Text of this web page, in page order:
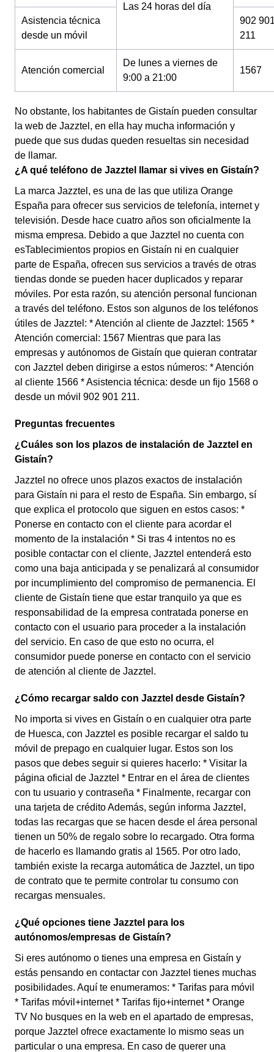
Las 24 horas del día
Asistencia técnica
desde un móvil
902
211
Atención comercial
De lunes a viernes de
9:00 a 21:00
1567
No obstante, los habitantes de Gistaín pueden consultar
la web de Jazztel, en ella hay mucha información y
puede que sus dudas queden resueltas sin necesidad
de llamar.
¿A qué teléfono de Jazztel llamar si vives en Gistaín?
La marca Jazztel, es una de las que utiliza Orange
España para ofrecer sus servicios de telefonía, internet y
televisión. Desde hace cuatro años son oficialmente la
misma empresa. Debido a que Jazztel no cuenta con
esTablecimientos propios en Gistaín ni en cualquier
parte de España, ofrecen sus servicios a través de otras
tiendas donde se pueden hacer duplicados y reparar
móviles. Por esta razón, su atención personal funcionan
a través del teléfono. Estos son algunos de los teléfonos
útiles de Jazztel: * Atención al cliente de Jazztel: 1565 *
Atención comercial: 1567 Mientras que para las
empresas y autónomos de Gistaín que quieran contratar
con Jazztel deben dirigirse a estos números: * Atención
al cliente 1566 * Asistencia técnica: desde un fijo 1568 o
desde un móvil 902 901 211.
Preguntas frecuentes
¿Cuáles son los plazos de instalación de Jazztel en
Gistaín?
Jazztel no ofrece unos plazos exactos de instalación
para Gistaín ni para el resto de España. Sin embargo, sí
que explica el protocolo que siguen en estos casos: *
Ponerse en contacto con el cliente para acordar el
momento de la instalación * Si tras 4 intentos no es
posible contactar con el cliente, Jazztel entenderá esto
como una baja anticipada y se penalizará al consumidor
por incumplimiento del compromiso de permanencia. El
cliente de Gistaín tiene que estar tranquilo ya que es
responsabilidad de la empresa contratada ponerse en
contacto con el usuario para proceder a la instalación
del servicio. En caso de que esto no ocurra, el
consumidor puede ponerse en contacto con el servicio
de atención al cliente de Jazztel.
¿Cómo recargar saldo con Jazztel desde Gistaín?
No importa si vives en Gistaín o en cualquier otra parte
de Huesca, con Jazztel es posible recargar el saldo tu
móvil de prepago en cualquier lugar. Estos son los
pasos que debes seguir si quieres hacerlo: * Visitar la
página oficial de Jazztel * Entrar en el área de clientes
con tu usuario y contraseña * Finalmente, recargar con
una tarjeta de crédito Además, según informa Jazztel,
todas las recargas que se hacen desde el área personal
tienen un 50% de regalo sobre lo recargado. Otra forma
de hacerlo es llamando gratis al 1565. Por otro lado,
también existe la recarga automática de Jazztel, un tipo
de contrato que te permite controlar tu consumo con
recargas mensuales.
¿Qué opciones tiene Jazztel para los
autónomos/empresas de Gistaín?
Si eres autónomo o tienes una empresa en Gistaín y
estás pensando en contactar con Jazztel tienes muchas
posibilidades. Aquí te enumeramos: * Tarifas para móvil
* Tarifas móvil+internet * Tarifas fijo+internet * Orange
TV No busques en la web en el apartado de empresas,
porque Jazztel ofrece exactamente lo mismo seas un
particular o una empresa. En caso de querer una